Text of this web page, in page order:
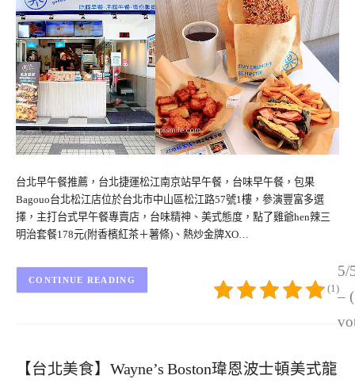
台北早午餐推薦，台北捷運松江南京站早午餐，台味早午餐，包果
Bagouo台北松江店位於台北市中山區松江路57號1樓，參演豐富多選
擇，主打台式早午餐專賣店，台味精神、美式態度，點了雞爺hen辣三
明治套餐178元(附香檳紅茶＋薯條)、熱炒金牌XO…
5/
–
(1)
CONTINUE READING
【台北美食】Wayne’s Boston瑋恩波士頓美式龍